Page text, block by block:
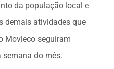
da população local e
demais atividades que
Movieco seguiram
do mês.